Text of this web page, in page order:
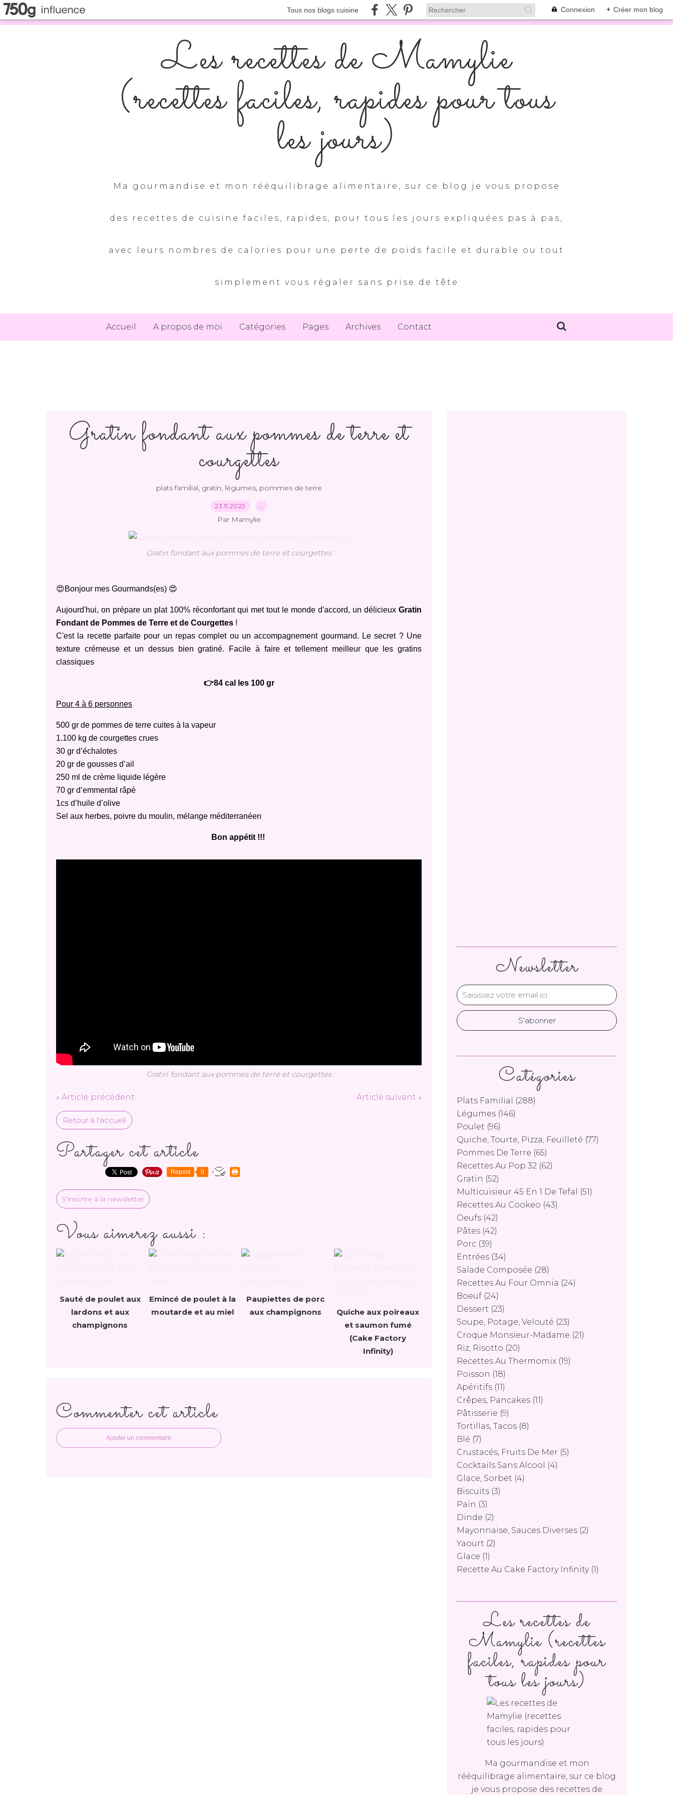
Tous nos blogs cuisine Connexion + Créer mon blog
Les recettes de Mamylie
(recettes faciles, rapides pour tous
les jours)
Ma gourmandise et mon rééquilibrage alimentaire, sur ce blog je vous propose
des recettes de cuisine faciles, rapides, pour tous les jours expliquées pas à pas,
avec leurs nombres de calories pour une perte de poids facile et durable ou tout
simplement vous régaler sans prise de tête
Accueil A propos de moi Catégories Pages Archives Contact
Gratin fondant aux pommes de terre et
courgettes
plats familial, gratin, légumes, pommes de terre
23.11.2025 …
Par Mamylie
Gratin fondant aux pommes de terre et courgettes
😍Bonjour mes Gourmands(es) 😍
Aujourd'hui, on prépare un plat 100% réconfortant qui met tout le monde d'accord, un délicieux Gratin
Fondant de Pommes de Terre et de Courgettes !
C'est la recette parfaite pour un repas complet ou un accompagnement gourmand. Le secret ? Une
texture crémeuse et un dessus bien gratiné. Facile à faire et tellement meilleur que les gratins
classiques
👉84 cal les 100 gr
Pour 4 à 6 personnes
500 gr de pommes de terre cuites à la vapeur
1.100 kg de courgettes crues
30 gr d’échalotes
20 gr de gousses d’ail
250 ml de crème liquide légère
70 gr d’emmental râpé
1cs d’huile d’olive
Sel aux herbes, poivre du moulin, mélange méditerranéen
Bon appétit !!!
Gratin fondant aux pommes de terre et courgettes
« Article précédent Article suivant »
Retour à l'accueil
Partager cet article
Repost 0
S'inscrire à la newsletter
Vous aimerez aussi :
Sauté de poulet aux
lardons et aux
champignons
Emincé de poulet à la
moutarde et au miel
Paupiettes de porc
aux champignons
Quiche aux poireaux
et saumon fumé
(Cake Factory
Infinity)
Commenter cet article
Ajouter un commentaire
Newsletter
Catégories
Plats Familial
(288)
Légumes (146)
Poulet (96)
Quiche, Tourte, Pizza, Feuilleté (77)
Pommes De Terre (65)
Recettes Au Pop 32 (62)
Gratin (52)
Multicuisieur 45 En 1 De Tefal
(51)
Recettes Au Cookeo (43)
Oeufs (42)
Pâtes (42)
Porc (39)
Entrées (34)
Salade Composée (28)
Recettes Au Four Omnia (24)
Boeuf (24)
Dessert (23)
Soupe, Potage, Velouté (23)
Croque Monsieur-Madame (21)
Riz, Risotto (20)
Recettes Au Thermomix (19)
Poisson (18)
Apéritifs (11)
Crêpes, Pancakes (11)
Pâtisserie (9)
Tortillas, Tacos (8)
Blé (7)
Crustacés, Fruits De Mer (5)
Cocktails Sans Alcool
(4)
Glace, Sorbet (4)
Biscuits (3)
Pain (3)
Dinde (2)
Mayonnaise, Sauces Diverses (2)
Yaourt (2)
Glace (1)
Recette Au Cake Factory Infinity(1)
Les recettes de
Mamylie (recettes
faciles, rapides pour
tous les jours)
Ma gourmandise et mon
rééquilibrage alimentaire, sur ce blog
je vous propose des recettes de